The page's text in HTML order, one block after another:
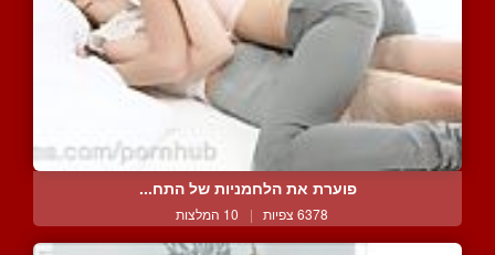
פוערת את הלחמניות של התח...
6378 צפיות | 10 המלצות